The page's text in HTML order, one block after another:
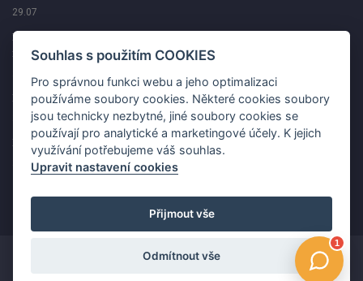
29.07
Prokop pro Vás vybírá z obslužného úseku na víkendovku tu
nejlepší cenu z letáku!
Kup špekáčky od Váhaly a vyhraj s naCOOPkou sekerku Fiskars
29.07
Prokop pro Vás vybírá na víkendovku ty nejlepší ceny z letáku!
29.07
Copyright ©2026 Jednota, spotřební družstvo v Hodoníně
Souhlas s použitím COOKIES
Pro správnou funkci webu a jeho optimalizaci
používáme soubory cookies. Některé cookies soubory
jsou technicky nezbytné, jiné soubory cookies se
používají pro analytické a marketingové účely. K jejich
využívání potřebujeme váš souhlas.
Upravit nastavení cookies
Přijmout vše
Odmítnout vše